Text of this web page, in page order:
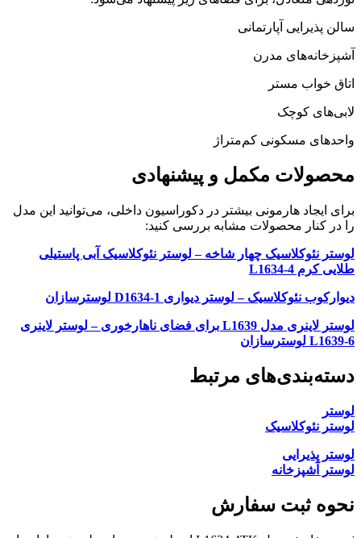
سالن پذیرایی آپارتمانی
آشپزخانه‌های مدرن
اتاق خواب مستر
لابی‌های کوچک
واحدهای مسکونی کم‌متراژ
محصولات مکمل و پیشنهادی
برای ایجاد هارمونی بیشتر در دکوراسیون داخلی، می‌توانید این مدل
را در کنار محصولات مشابه بررسی کنید:
لوستر نئوکلاسیک چهار شاخه – لوستر نئوکلاسیک آبی پاستیلی
طلایی کرم L1634-4
دیوارکوب نئوکلاسیک – لوستر دیواری D1634-1 لوسترسازان
لوستر لاینری مدل L1639 برای فضای ناهارخوری – لوستر لاینری
L1639-6 لوسترسازان
دسته‌بندی‌های مرتبط
لوستر
لوستر نئوکلاسیک
لوستر پذیرایی
لوستر آشپزخانه
نحوه ثبت سفارش